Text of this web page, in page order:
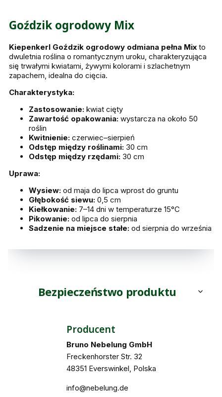
Goździk ogrodowy Mix
Kiepenkerl Goździk ogrodowy odmiana pełna Mix to
dwuletnia roślina o romantycznym uroku, charakteryzująca
się trwałymi kwiatami, żywymi kolorami i szlachetnym
zapachem, idealna do cięcia.
Charakterystyka:
Zastosowanie: kwiat cięty
Zawartość opakowania: wystarcza na około 50
roślin
Kwitnienie: czerwiec–sierpień
Odstęp między roślinami: 30 cm
Odstęp między rzędami: 30 cm
Uprawa:
Wysiew: od maja do lipca wprost do gruntu
Głębokość siewu: 0,5 cm
Kiełkowanie: 7–14 dni w temperaturze 15°C
Pikowanie: od lipca do sierpnia
Sadzenie na miejsce stałe: od sierpnia do września
Bezpieczeństwo produktu
Producent
Bruno Nebelung GmbH
Freckenhorster Str. 32
48351 Everswinkel, Polska
info@nebelung.de